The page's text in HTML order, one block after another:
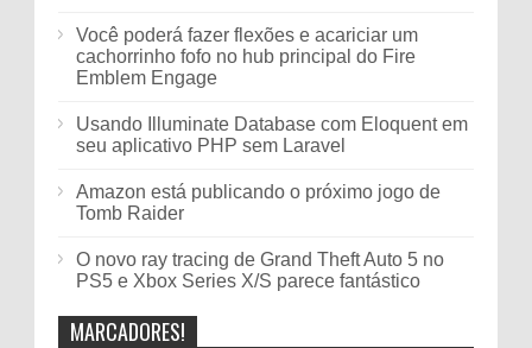
Você poderá fazer flexões e acariciar um
cachorrinho fofo no hub principal do Fire
Emblem Engage
Usando Illuminate Database com Eloquent em
seu aplicativo PHP sem Laravel
Amazon está publicando o próximo jogo de
Tomb Raider
O novo ray tracing de Grand Theft Auto 5 no
PS5 e Xbox Series X/S parece fantástico
MARCADORES!